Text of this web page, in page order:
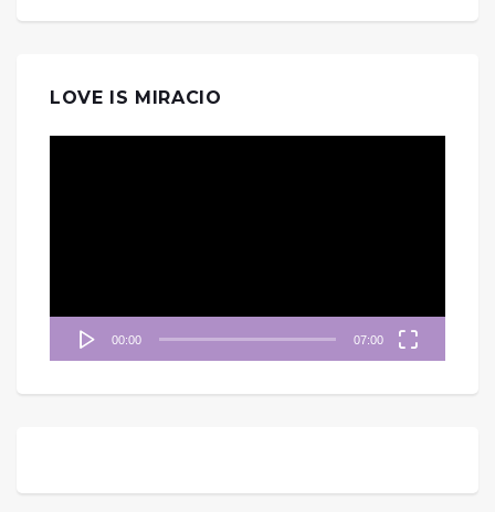
LOVE IS MIRACIO
00:00 07:00